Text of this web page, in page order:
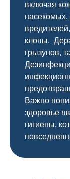
включая
насекомых.
клопы.
грызунов,
Важно
здоровье
гигиены,